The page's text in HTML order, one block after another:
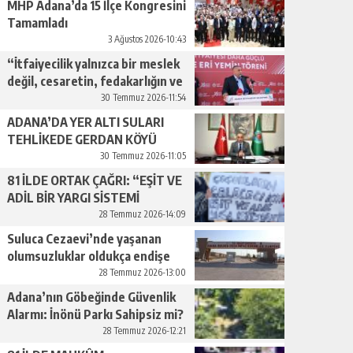
MHP Adana’da 15 İlçe Kongresini
Tamamladı
3 Ağustos 2026-10:43
“İtfaiyecilik yalnızca bir meslek
değil, cesaretin, fedakarlığın ve
insan sevgisinin en güçlü
temsilidir.”
30 Temmuz 2026-11:54
ADANA’DA YER ALTI SULARI
TEHLİKEDE GERDAN KÖYÜ
SANAYİ SUYU CENDERESİNDE
30 Temmuz 2026-11:05
81 İLDE ORTAK ÇAĞRI: “EŞİT VE
ADİL BİR YARGI SİSTEMİ
28 Temmuz 2026-14:09
Suluca Cezaevi’nde yaşanan
olumsuzluklar oldukça endişe
28 Temmuz 2026-13:00
Adana’nın Göbeğinde Güvenlik
Alarmı: İnönü Parkı Sahipsiz mi?
28 Temmuz 2026-12:21